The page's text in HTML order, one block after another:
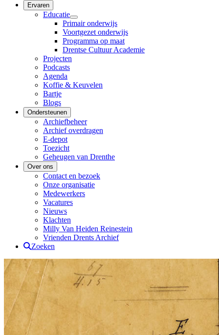
Ervaren
Educatie
Primair onderwijs
Voortgezet onderwijs
Programma op maat
Drentse Cultuur Academie
Projecten
Podcasts
Agenda
Koffie & Keuvelen
Bartje
Blogs
Ondersteunen
Archiefbeheer
Archief overdragen
E-depot
Toezicht
Geheugen van Drenthe
Over ons
Contact en bezoek
Onze organisatie
Medewerkers
Vacatures
Nieuws
Klachten
Milly Van Heiden Reinestein
Vrienden Drents Archief
Zoeken
Drents Archief